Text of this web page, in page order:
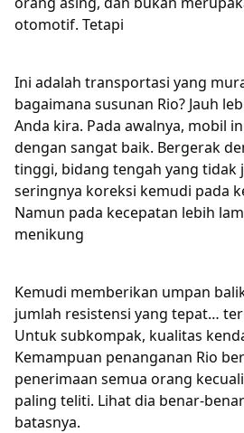
otomotif. Tetapi
Ini adalah transportasi yang
bagaimana susunan Rio? Jauh
Anda kira. Pada awalnya, mobil
dengan sangat baik. Bergerak
tinggi, bidang tengah yang tidak
seringnya koreksi kemudi pada
Namun pada kecepatan lebih
menikung
Kemudi memberikan umpan
jumlah resistensi yang tepat…
Untuk subkompak, kualitas
Kemampuan penanganan Rio
penerimaan semua orang
paling teliti. Lihat dia benar-
batasnya.